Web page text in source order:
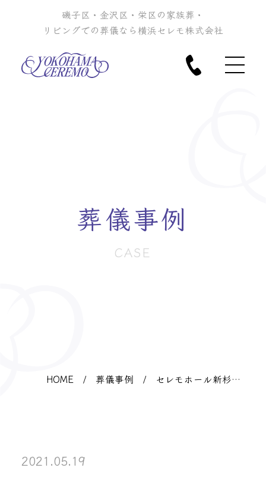
磯子区・金沢区・栄区の家族葬・
リビングでの葬儀なら横浜セレモ株式会社
葬儀事例
CASE
HOME / 葬儀事例 / セレモホール新杉田
での一般葬
2021.05.19